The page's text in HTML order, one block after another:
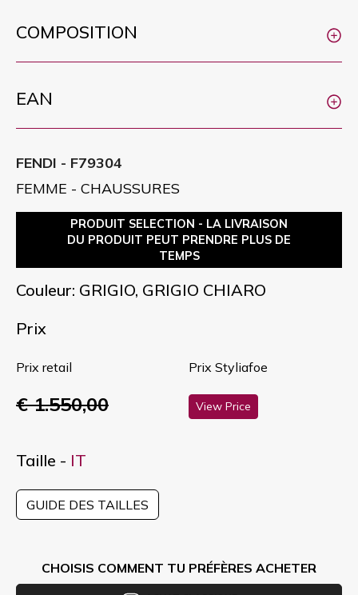
COMPOSITION
EAN
FENDI - F79304
FEMME - CHAUSSURES
PRODUIT SELECTION - LA LIVRAISON
DU PRODUIT PEUT PRENDRE PLUS DE
TEMPS
Couleur: GRIGIO, GRIGIO CHIARO
Prix
Prix retail
€ 1.550,00
Prix Styliafoe
View Price
Taille - IT
GUIDE DES TAILLES
CHOISIS COMMENT TU PRÉFÈRES ACHETER